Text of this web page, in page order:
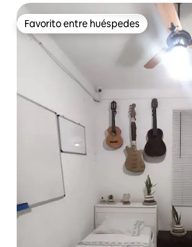
Favorito entre huéspedes
Favorito entre huéspedes